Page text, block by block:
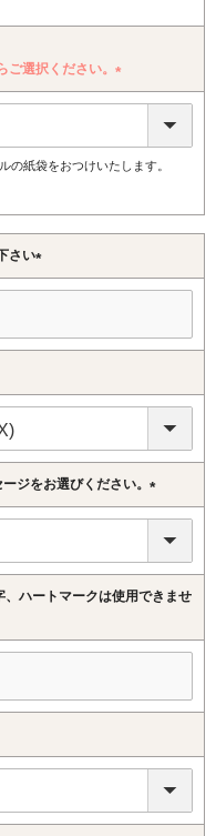
選択ください。
(必
の紙袋をおつけいたします。
さい
(必
ジをお選びください。
(必
ハートマークは使用できませ